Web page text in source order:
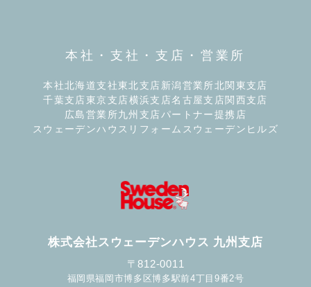
株式会社スウェーデンハウス 九州支店
〒812-0011
福岡県福岡市博多区博多駅前4丁目9番2号
本社・支社・支店・営業所
本社北海道支社東北支店 新潟営業所北関東支店
千葉支店 東京支店 横浜支店名古屋支店 関西支店
広島営業所九州支店 パートナー提携店
スウェーデンハウスリフォーム スウェーデンヒルズ